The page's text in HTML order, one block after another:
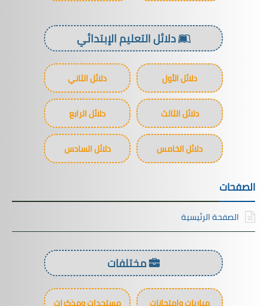
دلائل التعليم الإبتدائي
دلائل الأول دلائل الثاني
دلائل الثالث دلائل الرابع
دلائل الخامس دلائل السادس
الصفحات
الصفحة الرئيسية
مختلفات
مباريات وامتحانات مستجدات ومذكرات